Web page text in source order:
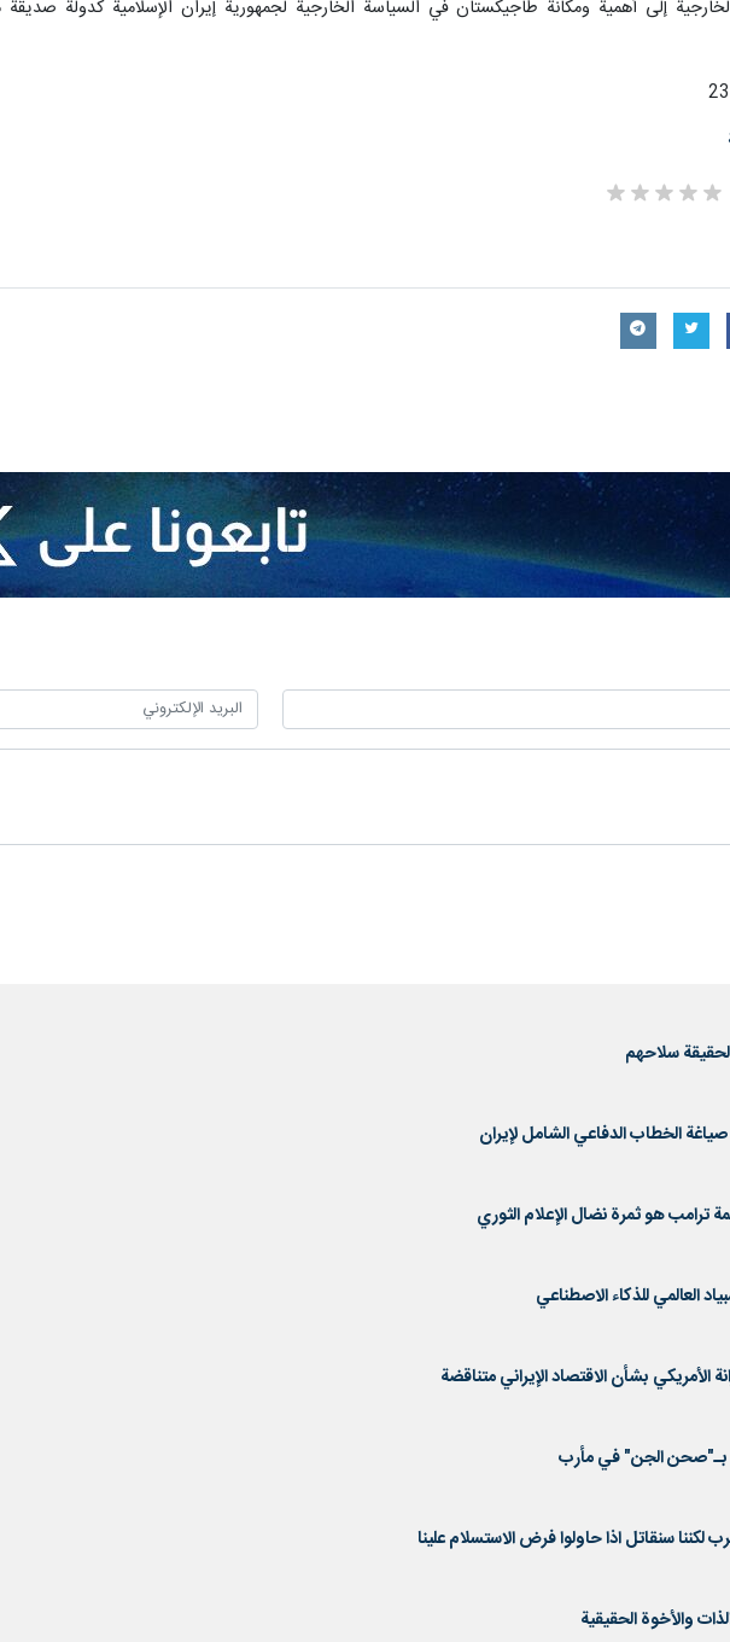
إلى أهمية ومكانة طاجيكستان في السياسة الخارجية لجمهورية إيران الإسلامية كدولة
سلاحهم
الخطاب الدفاعي الشامل لإيران
ترامب هو ثمرة نضال الإعلام الثوري
الأمريكي بشأن الاقتصاد الإيراني متناقضة
بـ"صحن الجن" في مأرب
سنقاتل اذا حاولوا فرض الاستسلام علينا
والأخوة الحقيقية